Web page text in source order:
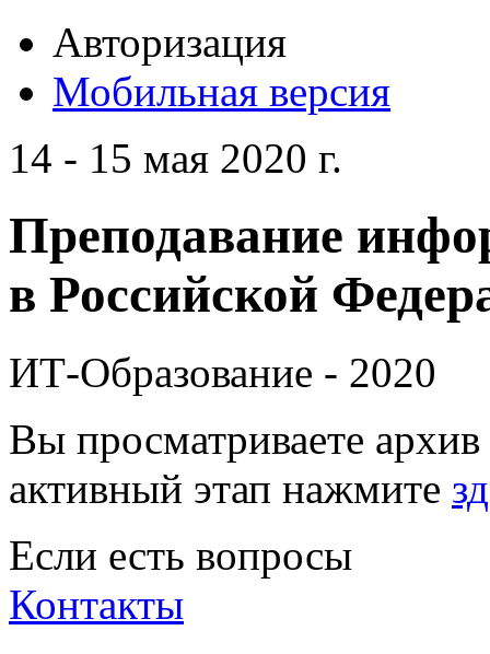
Авторизация
Мобильная версия
14 - 15 мая 2020 г.
Преподавание
в Российской
ИТ-Образование - 2020
Вы просматриваете
активный этап нажмите
Если есть вопросы
Контакты